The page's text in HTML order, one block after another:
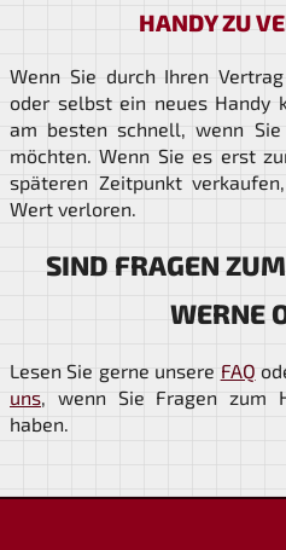
HANDY ZU
Wenn Sie durch Ihren
oder selbst ein neues Handy
am besten schnell, wenn
möchten. Wenn Sie es erst
späteren Zeitpunkt
Wert verloren.
SIND FRAGEN
WERNE
Lesen Sie gerne unsere FAQ
uns, wenn Sie Fragen zum
haben.